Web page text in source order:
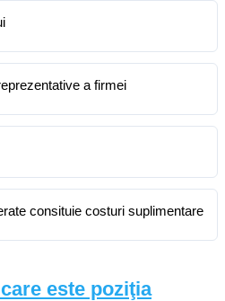
a firmei
consituie costuri suplimentare
este poziţia